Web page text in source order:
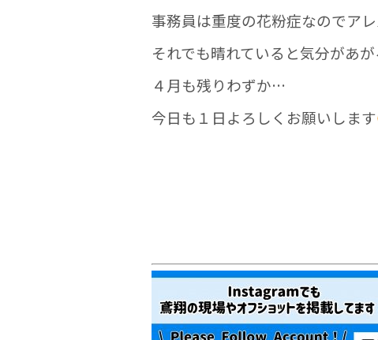
事務員は重度の花粉症なのでア
それでも晴れていると気分があ
４月も残りわずか…
今日も１日よろしくお願いします